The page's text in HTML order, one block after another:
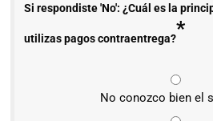
Si respondiste 'No': ¿Cuál es la
utilizas pagos contraentrega?*
No conozco bien el